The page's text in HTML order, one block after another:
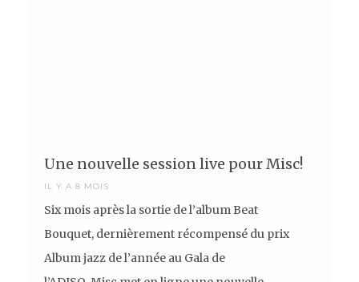
Une nouvelle session live pour Misc!
IL Y A 8 MOIS
Six mois après la sortie de l’album Beat
Bouquet, dernièrement récompensé du prix
Album jazz de l’année au Gala de